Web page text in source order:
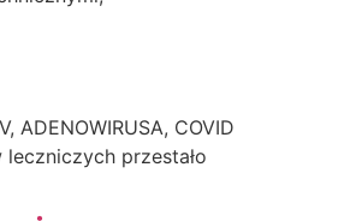
ADENOWIRUSA, COVID
przestało